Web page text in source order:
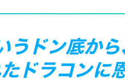
うドン底か
ドラコンに